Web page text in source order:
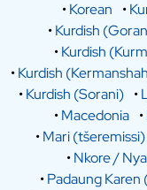
•Korean •
•Kurdish
•Kurdish
•Kurdish
•Kurdish (Sorani) •
•Macedonia •
•Mari (tšeremissi)
•Nkore /
•Padaung Karen